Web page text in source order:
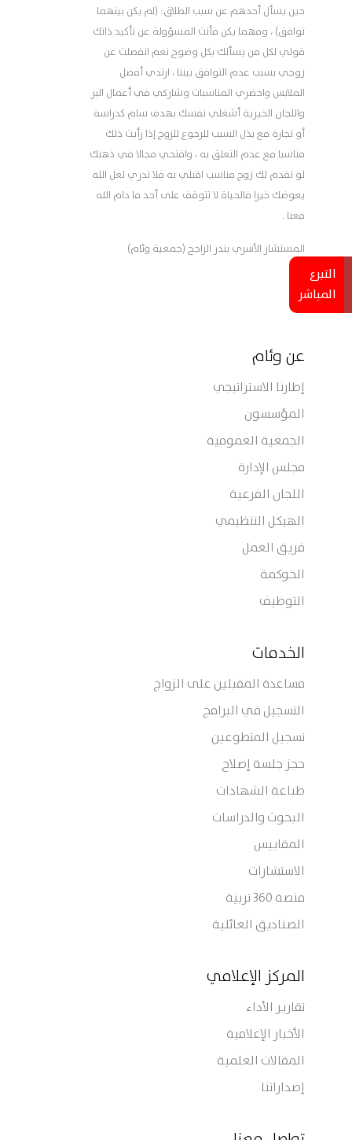
حين يسأل أحدهم عن سبب الطلاق: (لم يكن بينهما
توافق) ، ومهما يكن فأنت المسؤولة عن تأكيد ذاتك
قولي لكل من يسألك بكل وضوح نعم انفصلت عن
زوجي بسبب عدم التوافق بيننا ، ارتدي أفضل
الملابس واحضري المناسبات وشاركي في أعمال البر
واللجان الخيرية أشغلي نفسك بهدف سام كدراسة
أو تجارة مع بذل السبب للرجوع للزوج إذا رأيت ذلك
مناسبا مع عدم التعلق به ، وافتحي مجالا في ذهنك
لو تقدم لك زوج مناسب اقبلي به فلا تدري لعل الله
يعوضك خيرا فالحياة لا تتوقف على أحد ما دام الله
معنا .
المستشار الأسري بندر الراجح (جمعية وئام)
عن وئام
إطارنا الاستراتيجي
المؤسسون
الجمعية العمومية
مجلس الإدارة
اللجان الفرعية
الهيكل التنظيمي
فريق العمل
الحوكمة
التوظيف
الخدمات
مساعدة المقبلين على الزواج
التسجيل في البرامج
تسجيل المتطوعين
حجز جلسة إصلاح
طباعة الشهادات
البحوث والدراسات
المقاييس
الاستشارات
منصة 360 تربية
الصناديق العائلية
المركز الإعلامي
تقارير الأداء
الأخبار الإعلامية
المقالات العلمية
إصداراتنا
التبرع
المباشر